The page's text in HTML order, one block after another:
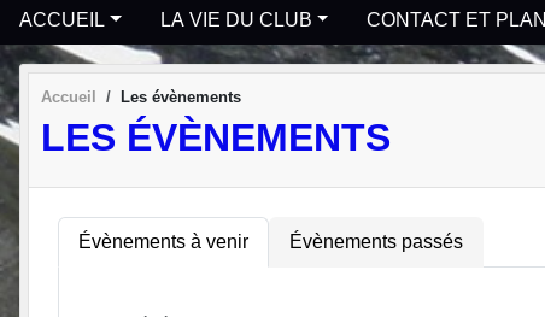
ACCUEIL LA VIE DU CLUB CONTACT ET PLAN
Accueil Les évènements
LES ÉVÈNEMENTS
Évènements à venir Évènements passés